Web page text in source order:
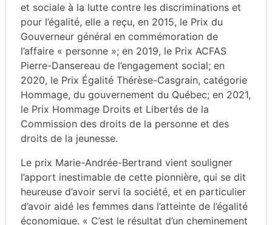
et sociale à la lutte contre les discriminations et
pour l’égalité, elle a reçu, en 2015, le Prix du
Gouverneur général en commémoration de
l’affaire « personne »; en 2019, le Prix ACFAS
Pierre-Dansereau de l’engagement social; en
2020, le Prix Égalité Thérèse-Casgrain, catégorie
Hommage, du gouvernement du Québec; en 2021,
le Prix Hommage Droits et Libertés de la
Commission des droits de la personne et des
droits de la jeunesse.
Le prix Marie-Andrée-Bertrand vient souligner
l’apport inestimable de cette pionnière, qui se dit
heureuse d’avoir servi la société, et en particulier
d’avoir aidé les femmes dans l’atteinte de l’égalité
économique. « C’est le résultat d’un cheminement